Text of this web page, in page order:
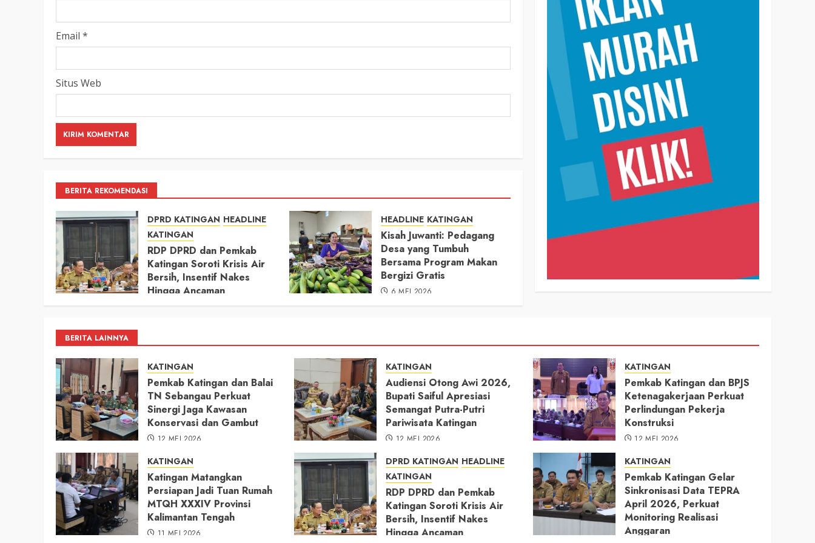
Email *
Situs Web
BERITA REKOMENDASI
DPRD KATINGAN HEADLINE
KATINGAN
RDP DPRD dan Pemkab
Katingan Soroti Krisis Air
Bersih, Insentif Nakes
Hingga Ancaman
Pencemaran Sungai
HEADLINE KATINGAN
Kisah Juwanti: Pedagang
Desa yang Tumbuh
Bersama Program Makan
Bergizi Gratis
6 MEI 2026
BERITA LAINNYA
KATINGAN
Pemkab Katingan dan Balai
TN Sebangau Perkuat
Sinergi Jaga Kawasan
Konservasi dan Gambut
12 MEI 2026
KATINGAN
Audiensi Otong Awi 2026,
Bupati Saiful Apresiasi
Semangat Putra-Putri
Pariwisata Katingan
12 MEI 2026
KATINGAN
Pemkab Katingan dan BPJS
Ketenagakerjaan Perkuat
Perlindungan Pekerja
Konstruksi
12 MEI 2026
KATINGAN
Katingan Matangkan
Persiapan Jadi Tuan Rumah
MTQH XXXIV Provinsi
Kalimantan Tengah
11 MEI 2026
DPRD KATINGAN HEADLINE
KATINGAN
RDP DPRD dan Pemkab
Katingan Soroti Krisis Air
Bersih, Insentif Nakes
Hingga Ancaman
KATINGAN
Pemkab Katingan Gelar
Sinkronisasi Data TEPRA
April 2026, Perkuat
Monitoring Realisasi
Anggaran